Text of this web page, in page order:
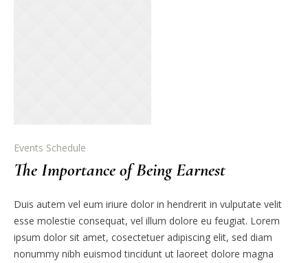
Events Schedule
The Importance of Being Earnest
Duis autem vel eum iriure dolor in hendrerit in vulputate velit
esse molestie consequat, vel illum dolore eu feugiat. Lorem
ipsum dolor sit amet, cosectetuer adipiscing elit, sed diam
nonummy nibh euismod tincidunt ut laoreet dolore magna